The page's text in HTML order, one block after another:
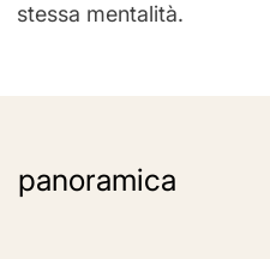
stessa mentalità.
panoramica